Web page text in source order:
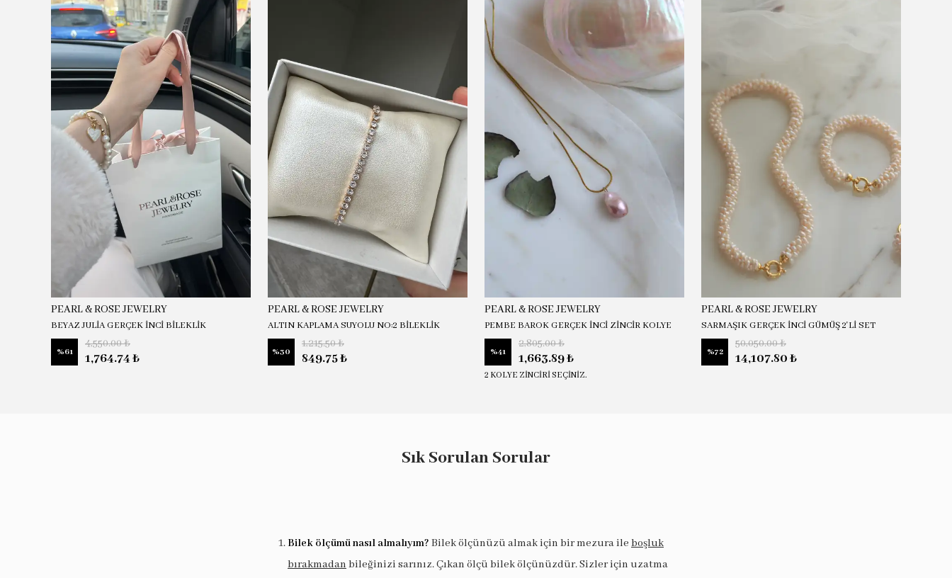
PEARL & ROSE JEWELRY
BEYAZ JULİA GERÇEK İNCİ BİLEKLİK
%61
4,550.00 ₺
1,764.74 ₺
PEARL & ROSE JEWELRY
ALTIN KAPLAMA SUYOLU NO:2 BİLEKLİK
%30
1,215.50 ₺
849.75 ₺
PEARL & ROSE JEWELRY
PEMBE BAROK GERÇEK İNCİ ZİNCİR KOLYE
%41
2,805.00 ₺
1,663.89 ₺
2 KOLYE ZİNCİRİ SEÇİNİZ.
PEARL & ROSE JEWELRY
SARMAŞIK GERÇEK İNCİ GÜMÜŞ 2'Lİ SET
%72
50,050.00 ₺
14,107.80 ₺
Sık Sorulan Sorular
Bilek ölçümü nasıl almalıyım? Bilek ölçünüzü almak için bir mezura ile boşluk
bırakmadan bileğinizi sarınız. Çıkan ölçü bilek ölçünüzdür. Sizler için uzatma